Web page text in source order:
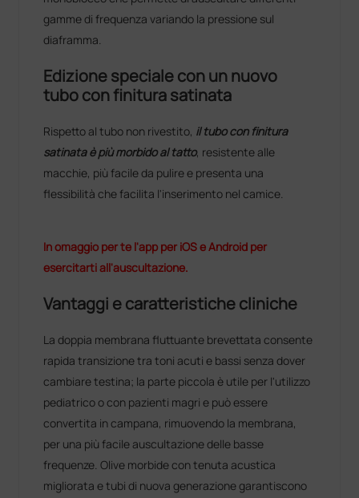
gamme di frequenza variando la pressione sul
diaframma.
Edizione speciale con un nuovo
tubo con finitura satinata
Rispetto al tubo non rivestito, il tubo con finitura
satinataè più morbido al tatto, resistente alle
macchie, più facile da pulire e presenta una
flessibilità che facilita l'inserimento nel camice.
In omaggio per te l'app per iOS e Android per
esercitarti all'auscultazione.
Vantaggi e caratteristiche cliniche
La doppia membrana fluttuante brevettata consente
rapida transizione tra toni acuti e bassi senza dover
cambiare testina; la parte piccola è utile per l'utilizzo
pediatrico o con pazienti magri e può essere
convertita in campana, rimuovendo la membrana,
per una più facile auscultazione delle basse
frequenze. Olive morbide con tenuta acustica
migliorata e tubi di nuova generazione garantiscono